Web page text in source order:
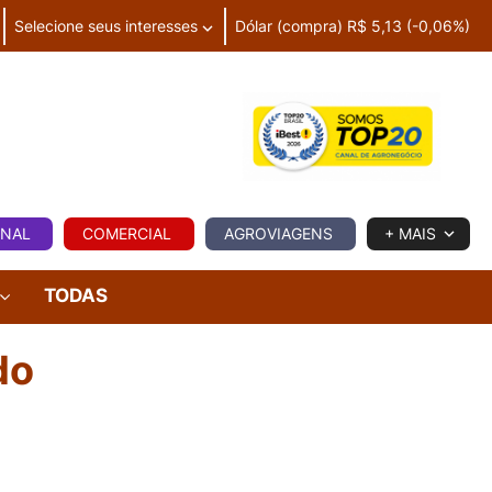
Selecione seus interesses Dólar (compra) R$ 5,13 (-0,06%)
COMERCIAL AGROVIAGENS + MAIS
TODAS